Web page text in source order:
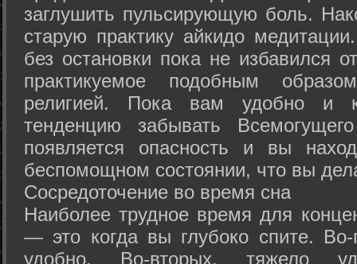
заглушить пульсирующую боль.
старую практику айкидо
без остановки пока не избавился
практикуемое подобным
религией. Пока вам удобно и
тенденцию забывать
появляется опасность и вы
беспомощном состоянии, что вы
Сосредоточение во время сна
Наиболее трудное время для
— это когда вы глубоко спите.
удобно. Во-вторых, тяжело